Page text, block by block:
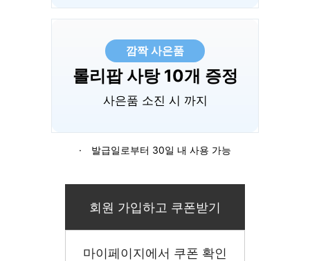
깜짝 사은품
롤리팝 사탕 10개 증정
사은품 소진 시 까지
· 발급일로부터 30일 내 사용 가능
회원 가입하고 쿠폰받기
마이페이지에서 쿠폰 확인